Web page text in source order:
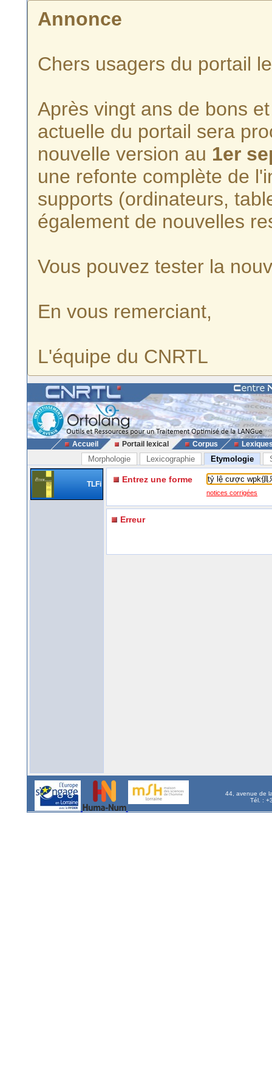
Annonce
Chers usagers du portail
Après vingt ans de bons
actuelle du portail sera
nouvelle version au 1er
une refonte complète de
supports (ordinateurs,
également de nouvelles
Vous pouvez tester la
En vous remerciant,
L'équipe du CNRTL
Accueil Portail lexical Corpus
Morphologie Lexicographie Etymologie
TLFi Entrez une forme
notices corrigées
Erreur
44, avenue de
Tél. :